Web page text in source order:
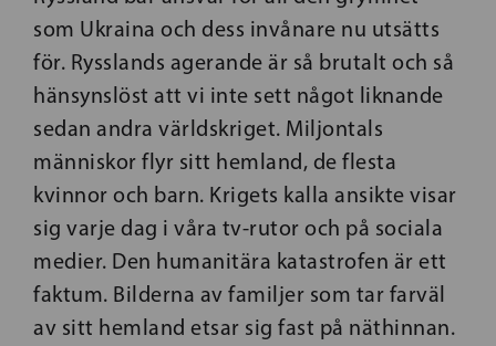
som Ukraina och dess invånare nu utsätts
för. Rysslands agerande är så brutalt och så
hänsynslöst att vi inte sett något liknande
sedan andra världskriget. Miljontals
människor flyr sitt hemland, de flesta
kvinnor och barn. Krigets kalla ansikte visar
sig varje dag i våra tv-rutor och på sociala
medier. Den humanitära katastrofen är ett
faktum. Bilderna av familjer som tar farväl
av sitt hemland etsar sig fast på näthinnan.